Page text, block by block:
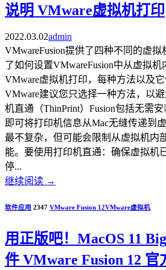
说明 VMware虚拟机打印
2022.03.02admin
VMwareFusion提供了四种不同的虚
了如何设置VMwareFusion中从虚拟机
VMware虚拟机打印，每种方法以及它
VMware建议您只选择一种方法，以
机直通（ThinPrint）Fusion包括无需
即可将打印机信息从Mac无缝传递到
最不复杂，但可能会限制从虚拟机内
能。要使用打印机直通：确保虚拟机
停...
继续阅读 →
软件应用 2347 VMware Fusion 12VMware虚拟机
用正版吧！MacOS 11
件 VMware Fusion 12 官